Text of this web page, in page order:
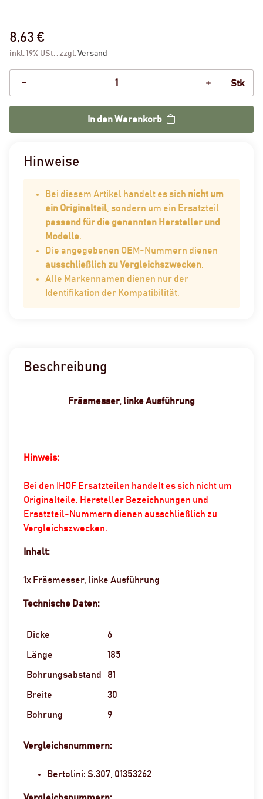
8,63 €
inkl. 19% USt. , zzgl.Versand
Stk
In den Warenkorb
Hinweise
Bei diesem Artikel handelt es sich nicht um
ein Originalteil , sondern um ein Ersatzteil
passend für die genannten Hersteller und
Modelle.
Die angegebenen OEM-Nummern dienen
ausschließlich zu Vergleichszwecken.
Alle Markennamen dienen nur der
Identifikation der Kompatibilität.
Beschreibung
Fräsmesser, linke Ausführung
Hinweis:
Bei den IHOF Ersatzteilen handelt es sich nicht um
Originalteile. Hersteller Bezeichnungen und
Ersatzteil-Nummern dienen ausschließlich zu
Vergleichszwecken.
Inhalt:
1x Fräsmesser, linke Ausführung
Technische Daten:
Dicke 6
Länge 185
Bohrungsabstand 81
Breite 30
Bohrung 9
Vergleichsnummern:
Bertolini: S.307, 01353262